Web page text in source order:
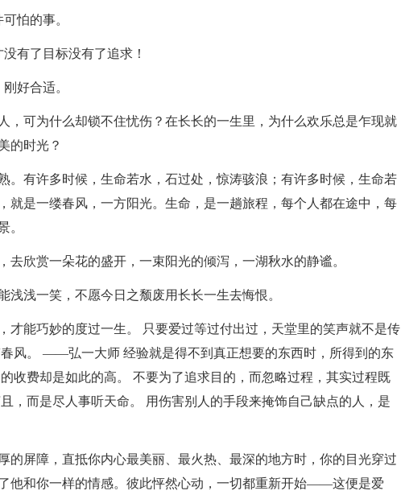
怕的事。
有了目标没有了追求！
好合适。
，可为什么却锁不住忧伤？在长长的一生里，为什么欢乐总是乍现就
的时光？
。有许多时候，生命若水，石过处，惊涛骇浪；有许多时候，生命若
就是一缕春风，一方阳光。生命，是一趟旅程，每个人都在途中，每
。
去欣赏一朵花的盛开，一束阳光的倾泻，一湖秋水的静谧。
浅浅一笑，不愿今日之颓废用长长一生去悔恨。
才能巧妙的度过一生。 只要爱过等过付出过，天堂里的笑声就不是传
风。 ——弘一大师 经验就是得不到真正想要的东西时，所得到的东
收费却是如此的高。 不要为了追求目的，而忽略过程，其实过程既
，而是尽人事听天命。 用伤害别人的手段来掩饰自己缺点的人，是
的屏障，直抵你内心最美丽、最火热、最深的地方时，你的目光穿过
他和你一样的情感。彼此怦然心动，一切都重新开始——这便是爱